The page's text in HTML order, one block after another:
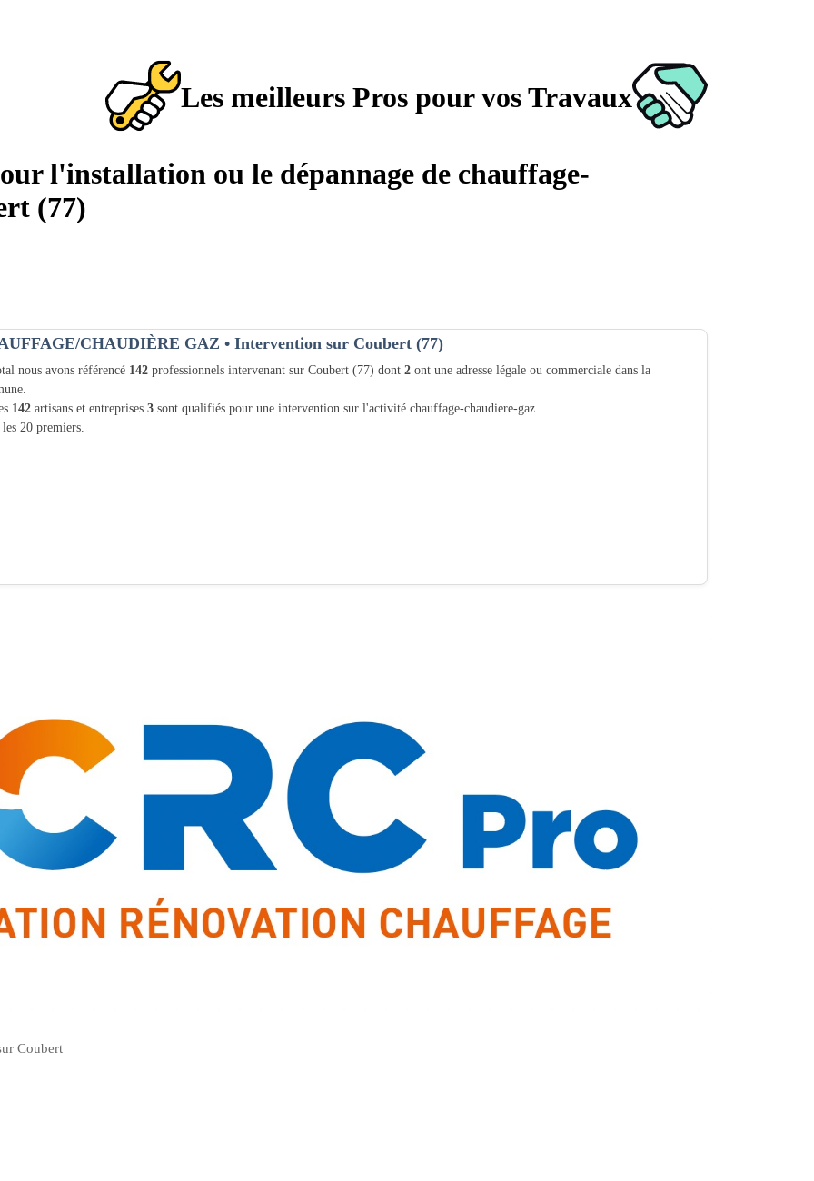
Les meilleurs Pros pour vos Travaux
l'installation ou le dépannage de chauffage-
(77)
CHAUDIÈRE GAZ • Intervention sur Coubert (77)
nous avons référencé 142 professionnels intervenant sur Coubert (77) dont 2 ont une adresse légale ou commerciale dans la
142 artisans et entreprises 3 sont qualifiés pour une intervention sur l'activité chauffage-chaudiere-gaz.
20 premiers.
Coubert